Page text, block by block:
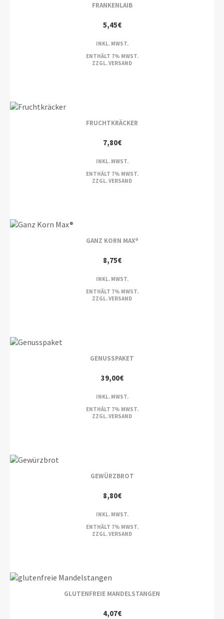
FRANKENLAIB
5,45€
INKL. MWST.
ENTHÄLT 7% MWST.
ZZGL.VERSAND
FRUCHTKRÄCKER
7,80€
INKL. MWST.
ENTHÄLT 7% MWST.
ZZGL.VERSAND
GANZ KORN MAX®
8,75€
INKL. MWST.
ENTHÄLT 7% MWST.
ZZGL.VERSAND
GENUSSPAKET
39,00€
INKL. MWST.
ENTHÄLT 7% MWST.
ZZGL.VERSAND
GEWÜRZBROT
8,80€
INKL. MWST.
ENTHÄLT 7% MWST.
ZZGL.VERSAND
GLUTENFREIE MANDELSTANGEN
4,07€